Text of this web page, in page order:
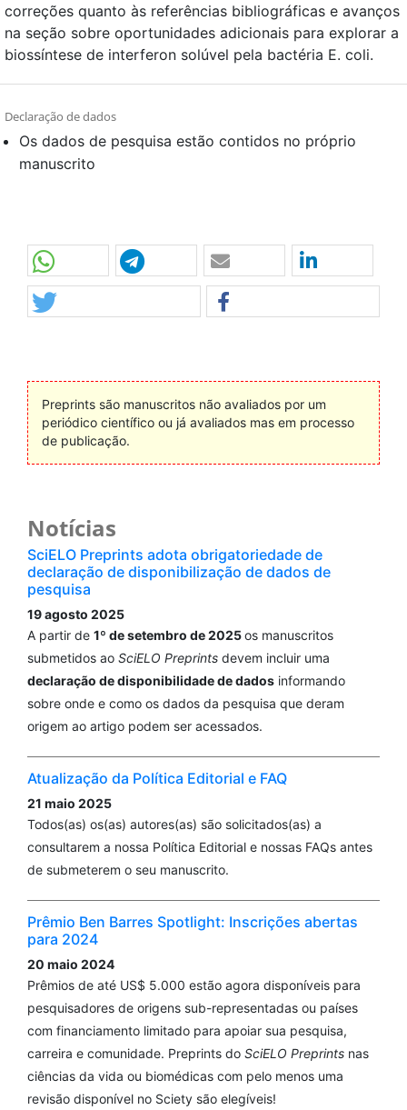
correções quanto às referências bibliográficas e avanços
na seção sobre oportunidades adicionais para explorar a
biossíntese de interferon solúvel pela bactéria E. coli.
Declaração de dados
Os dados de pesquisa estão contidos no próprio
manuscrito
Preprints são manuscritos não avaliados por um
periódico científico ou já avaliados mas em processo
de publicação.
Notícias
SciELO Preprints adota obrigatoriedade de
declaração de disponibilização de dados de
pesquisa
19 agosto 2025
A partir de 1º de setembro de 2025os manuscritos
submetidos ao SciELO Preprints devem incluir uma
declaração de disponibilidade de dados informando
sobre onde e como os dados da pesquisa que deram
origem ao artigo podem ser acessados.
Atualização da Política Editorial e FAQ
21 maio 2025
Todos(as) os(as) autores(as) são solicitados(as) a
consultarem a nossa Política Editorial e nossas FAQs antes
de submeterem o seu manuscrito.
Prêmio Ben Barres Spotlight: Inscrições abertas
para 2024
20 maio 2024
Prêmios de até US$ 5.000 estão agora disponíveis para
pesquisadores de origens sub-representadas ou países
com financiamento limitado para apoiar sua pesquisa,
carreira e comunidade. Preprints do SciELO Preprints nas
ciências da vida ou biomédicas com pelo menos uma
revisão disponível no Sciety são elegíveis!